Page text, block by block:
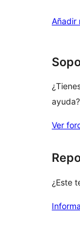
Añadir
ayuda?
Ver
¿Este